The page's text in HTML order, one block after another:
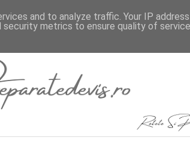
and to analyze traffic. Your IP
metrics to ensure quality of